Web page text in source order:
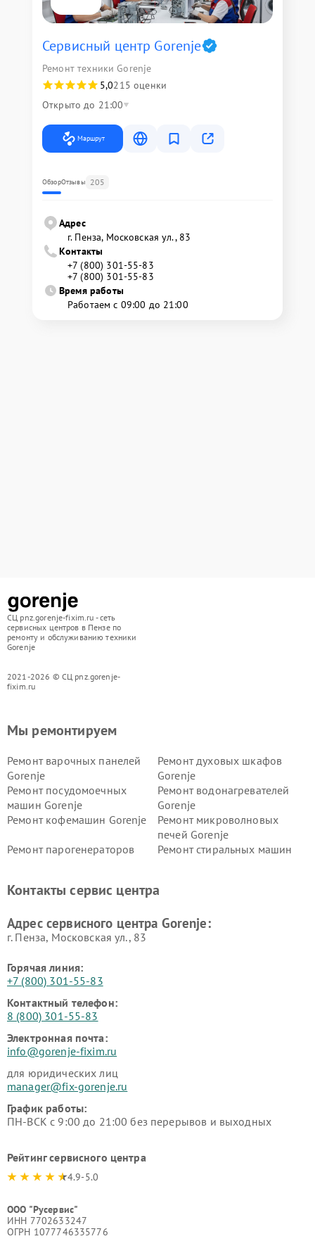
Сервисный центр Gorenje
Ремонт техники Gorenje
5,0215 оценки
Открыто до 21:00
Маршрут
ОбзорОтзывы 205
Адрес
г. Пенза, Московская ул., 83
Контакты
+7 (800) 301-55-83
+7 (800) 301-55-83
Время работы
Работаем с 09:00 до 21:00
СЦ pnz.gorenje-fixim.ru - сеть
сервисных центров в Пензе по
ремонту и обслуживанию техники
Gorenje
2021-2026 © СЦ pnz.gorenje-
fixim.ru
Мы ремонтируем
Ремонт варочных панелей
Gorenje
Ремонт духовых шкафов
Gorenje
Ремонт посудомоечных
машин Gorenje
Ремонт водонагревателей
Gorenje
Ремонт кофемашин Gorenje
Ремонт микроволновых
печей Gorenje
Ремонт парогенераторов
Ремонт стиральных машин
Контакты сервис центра
Адрес сервисного центра Gorenje:
г. Пенза, Московская ул., 83
Горячая линия:
+7 (800) 301-55-83
Контактный телефон:
8 (800) 301-55-83
Электронная почта:
info@gorenje-fixim.ru
для юридических лиц
manager@fix-gorenje.ru
График работы:
ПН-ВСК с 9:00 до 21:00 без перерывов и выходных
Рейтинг сервисного центра
4.9-5.0
ООО "Русервис"
ИНН 7702633247
ОГРН 1077746335776